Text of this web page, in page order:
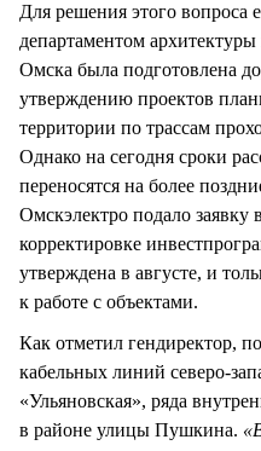
Для решения этого вопроса
департаментом
Омска была подготовлена
утверждению проектов
территории по трассам
Однако на сегодня сроки
переносятся на более
Омскэлектро подало
корректировке
утверждена в августе, и
к работе с объектами.
Как отметил гендиректор,
кабельных линий северо-
«Ульяновская», ряда
в районе улицы Пушкина.